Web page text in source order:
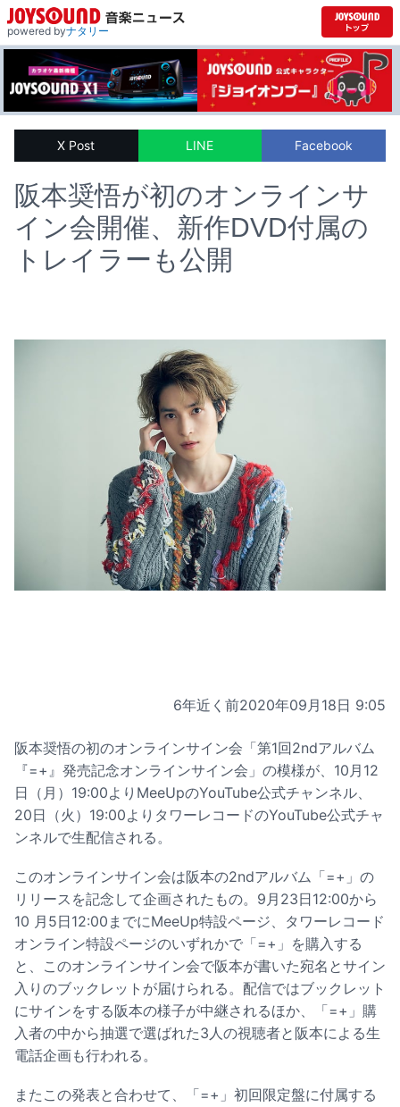
powered byナタリー
X Post LINE Facebook
阪本奨悟が初のオンラインサ
イン会開催、新作DVD付属の
トレイラーも公開
6年近く前2020年09月18日 9:05
阪本奨悟の初のオンラインサイン会「第1回2ndアルバム
『=+』発売記念オンラインサイン会」の模様が、10月12
日（月）19:00よりMeeUpのYouTube公式チャンネル、
20日（火）19:00よりタワーレコードのYouTube公式チャ
ンネルで生配信される。
このオンラインサイン会は阪本の2ndアルバム「=+」の
リリースを記念して企画されたもの。9月23日12:00から
10 月5日12:00までにMeeUp特設ページ、タワーレコード
オンライン特設ページのいずれかで「=+」を購入する
と、このオンラインサイン会で阪本が書いた宛名とサイン
入りのブックレットが届けられる。配信ではブックレット
にサインをする阪本の様子が中継されるほか、「=+」購
入者の中から抽選で選ばれた3人の視聴者と阪本による生
電話企画も行われる。
またこの発表と合わせて、「=+」初回限定盤に付属する